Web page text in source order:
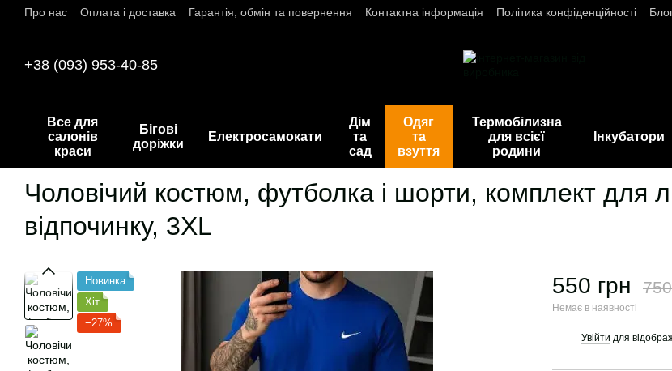
Перейти до основного контенту
Про нас Оплата і доставка Гарантія, обмін та повернення Контактна інформація Політика конфіденційності
+38 (093) 953-40-85
Все для
салонів
краси
Бігові
доріжки
Електросамокати
Дім
та
сад
Одяг
та
взуття
Термобілизна
для всієї
родини
Інкубатори
Чоловічий костюм, футболка і шорти, комплект для
відпочинку, 3XL
Новинка
Хіт
−27%
550 грн
Немає в наявності
Увійти для